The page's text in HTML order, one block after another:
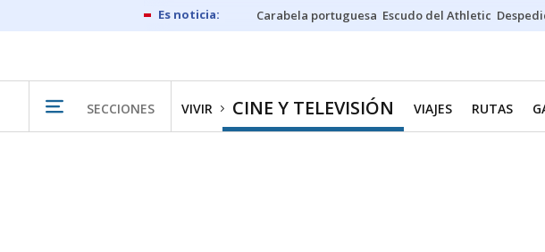
Carabela portuguesa Escudo del Athletic
SECCIONES VIVIR CINE Y TELEVISIÓN VIAJES RUTAS